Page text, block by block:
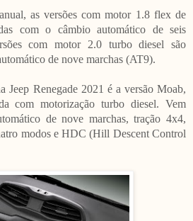
as versões com motor 1.8 flex de
com o câmbio automático de seis
com motor 2.0 turbo diesel são
de nove marchas (AT9).
Jeep Renegade 2021 é a versão Moab,
com motorização turbo diesel. Vem
de nove marchas, tração 4x4,
modos e HDC (Hill Descent Control